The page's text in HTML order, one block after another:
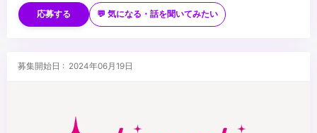
・広告代理店での業務経験がある方
・ビジネスレベルの語学力（英語）がある方
須（N1 程度以上）
応募する 💬 気になる・話を聞いてみたい
募集開始日 : 2024年06月19日